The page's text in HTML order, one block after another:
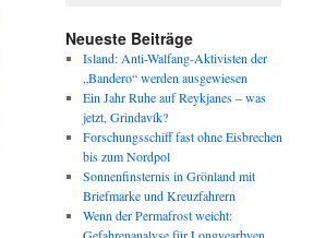
Neueste Beiträge
Island: Anti-Walfang-Aktivisten der
„Bandero“ werden ausgewiesen
Ein Jahr Ruhe auf Reykjanes – was
jetzt, Grindavík?
Forschungsschiff fast ohne Eisbrechen
bis zum Nordpol
Sonnenfinsternis in Grönland mit
Briefmarke und Kreuzfahrern
Wenn der Permafrost weicht: